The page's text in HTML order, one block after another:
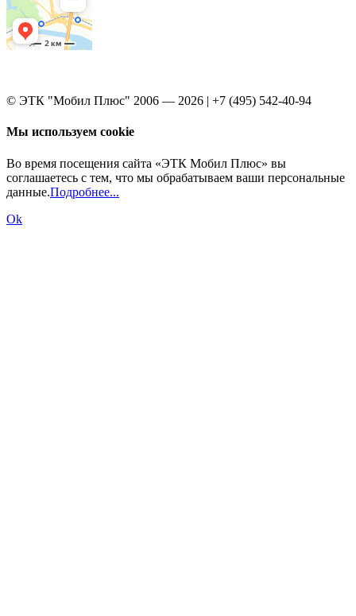
© ЭТК "Мобил Плюс" 2006 — 2026 | +7 (495) 542-40-94
Мы используем cookie
Во время посещения сайта «ЭТК Мобил Плюс» вы
соглашаетесь с тем, что мы обрабатываем ваши персональные
данные.Подробнее...
Ok